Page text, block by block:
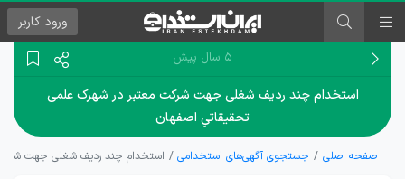
ورود کاربر
۵ سال پیش
استخدام چند ردیف شغلی جهت شرکت معتبر در شهرک علمی
تحقیقاتیِ اصفهان
صفحه اصلی جستجوی آگهی‌های استخدامی استخدام چند ردیف شغلی جهت